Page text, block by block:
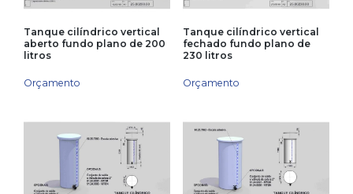
Tanque cilíndrico vertical
aberto fundo plano de 200
litros
Orçamento
Tanque cilíndrico vertical
fechado fundo plano de
230 litros
Orçamento